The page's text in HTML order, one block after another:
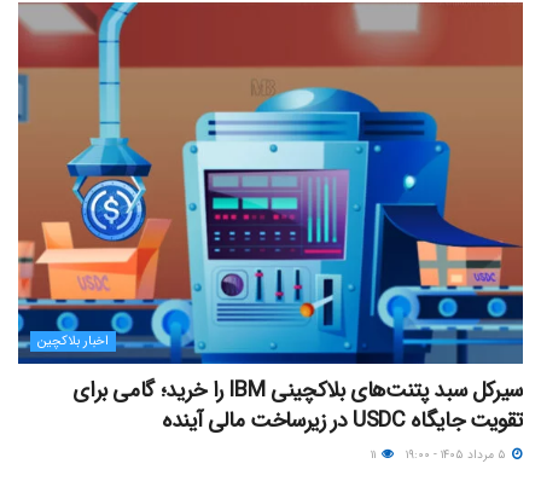
اخبار بلاکچین
سیرکل سبد پتنت‌های بلاکچینی IBM را خرید؛ گامی برای
تقویت جایگاه USDC در زیرساخت مالی آینده